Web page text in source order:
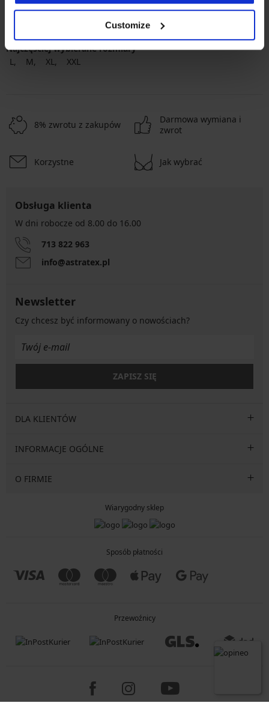
Customize
Najczęściej wybierane kolory
biały różowy
Najczęściej wybierane rozmiary
L
M XL XXL
8% zwrotu z zakupów
Darmowa wymiana i
zwrot
Korzystne Jak wybrać
Obsługa klienta
W dni robocze od 8.00 do 16.00
713 822 963
info@astratex.pl
Newsletter
Czy chcesz być informowany o nowościach?
ZAPISZ SIĘ
DLA KLIENTÓW
INFORMACJE OGÓLNE
O FIRMIE
Wiarygodny sklep
Sposób płatności
Przewoźnicy